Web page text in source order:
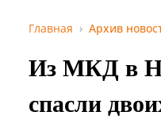
Главная Архив
Из МКД в
спасли